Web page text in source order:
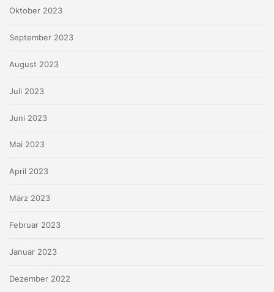
Oktober 2023
September 2023
August 2023
Juli 2023
Juni 2023
Mai 2023
April 2023
März 2023
Februar 2023
Januar 2023
Dezember 2022